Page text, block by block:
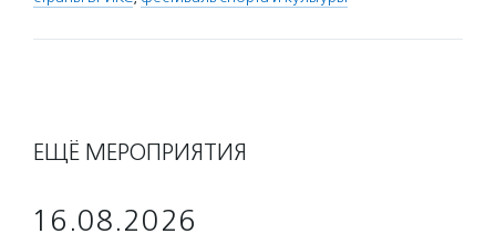
ЕЩЁ МЕРОПРИЯТИЯ
16.08.2026